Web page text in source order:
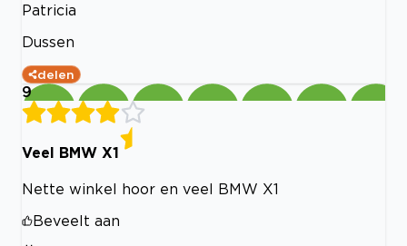
Patricia
Dussen
delen
9
Veel BMW X1
Nette winkel hoor en veel BMW X1
Beveelt aan